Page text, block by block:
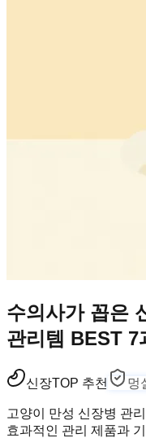
수의사가 꼽은
관리템 BEST 7
신장TOP 추천 멍
고양이 만성 신장병 관
효과적인 관리 제품과